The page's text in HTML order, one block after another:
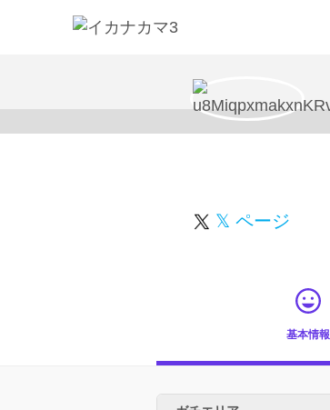
𝕏 ページ
基本情報